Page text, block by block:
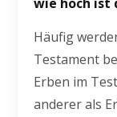
Häufig
Testament
Erben im
anderer als